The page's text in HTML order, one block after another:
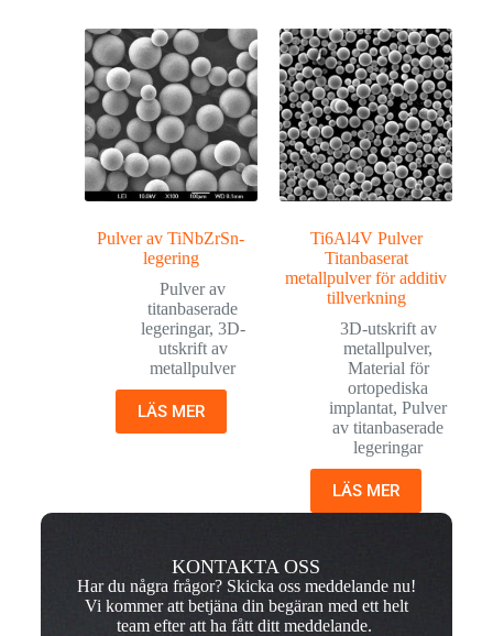
Pulver av TiNbZrSn-
legering
Pulver av
titanbaserade
legeringar, 3D-
utskrift av
metallpulver
LÄS MER
Ti6Al4V Pulver
Titanbaserat
metallpulver för additiv
tillverkning
3D-utskrift av
metallpulver,
Material för
ortopediska
implantat,Pulver
av titanbaserade
legeringar
LÄS MER
KONTAKTA OSS
Har du några frågor? Skicka oss meddelande nu!
Vi kommer att betjäna din begäran med ett helt
team efter att ha fått ditt meddelande.